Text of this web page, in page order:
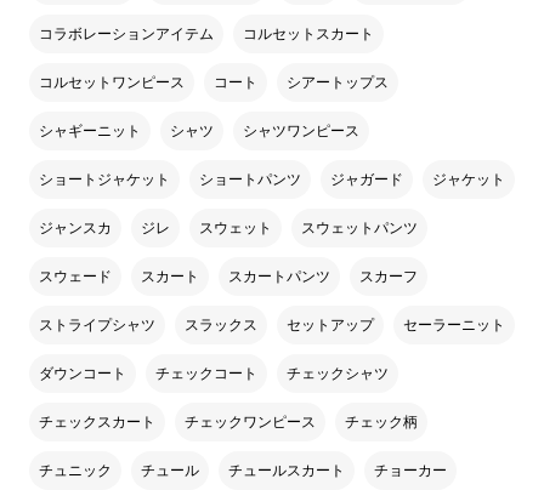
コラボレーションアイテム コルセットスカート
コルセットワンピース コート シアートップス
シャギーニット シャツ シャツワンピース
ショートジャケット ショートパンツ ジャガード ジャケット
ジャンスカ ジレ スウェット スウェットパンツ
スウェード スカート スカートパンツ スカーフ
ストライプシャツ スラックス セットアップ セーラーニット
ダウンコート チェックコート チェックシャツ
チェックスカート チェックワンピース チェック柄
チュニック チュール チュールスカート チョーカー